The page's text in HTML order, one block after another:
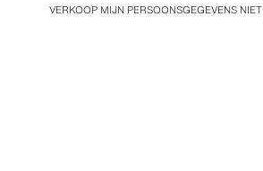
VERKOOP MIJN PERSOONSGEGEVENS NIET